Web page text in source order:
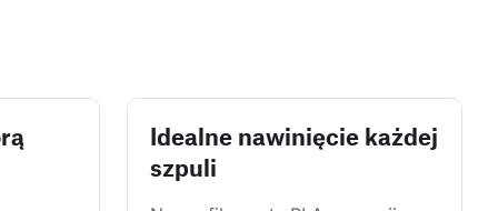
Idealne nawinięcie każdej
szpuli